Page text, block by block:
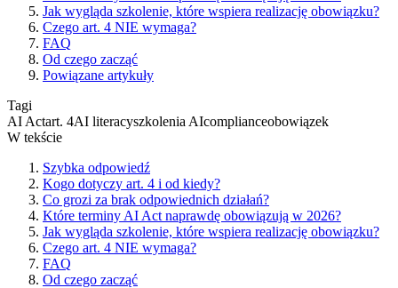
Jak wygląda szkolenie, które wspiera realizację obowiązku?
Czego art. 4 NIE wymaga?
FAQ
Od czego zacząć
Powiązane artykuły
Tagi
AI Actart. 4AI literacyszkolenia AIcomplianceobowiązek
W tekście
Szybka odpowiedź
Kogo dotyczy art. 4 i od kiedy?
Co grozi za brak odpowiednich działań?
Które terminy AI Act naprawdę obowiązują w 2026?
Jak wygląda szkolenie, które wspiera realizację obowiązku?
Czego art. 4 NIE wymaga?
FAQ
Od czego zacząć